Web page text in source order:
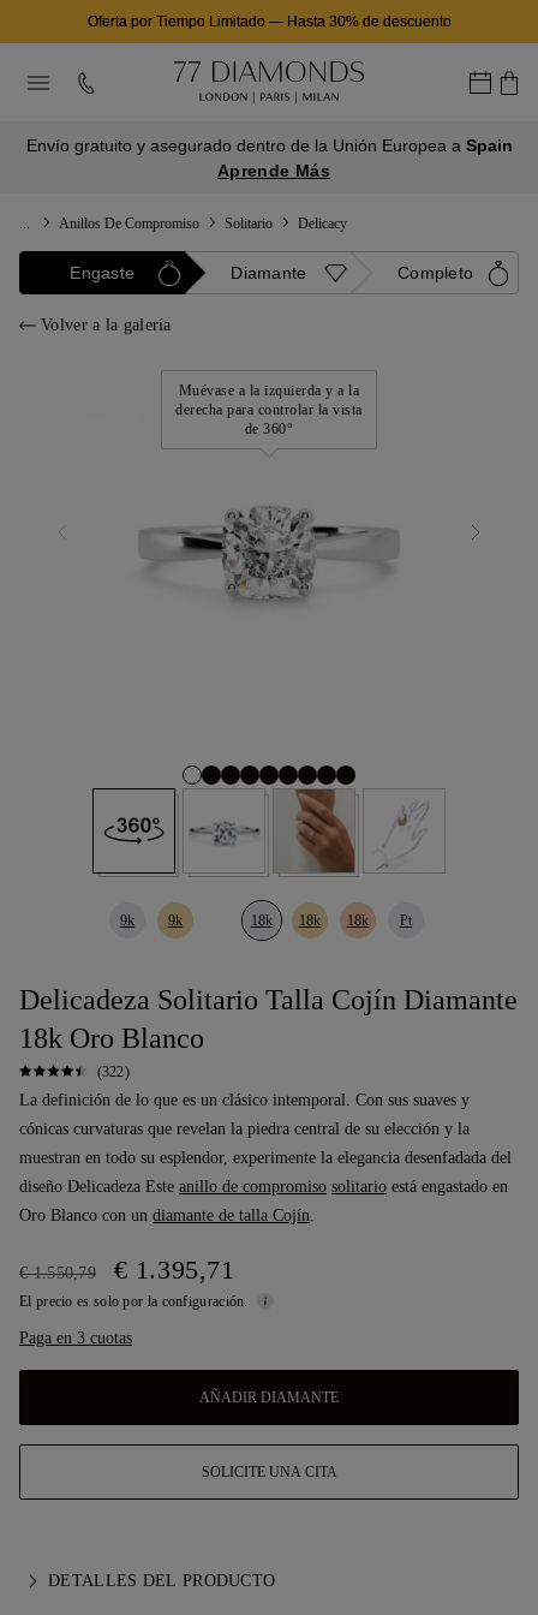
Oferta por Tiempo Limitado— Hasta 30% de descuento
Envío gratuito y asegurado dentro de la Unión Europea a Spain
Aprende Más
Anillos De Compromiso Solitario Delicacy
Engaste Diamante Completo
Volver a la galería
Muévase a la izquierda y a la
derecha para controlar la vista
de 360°
9k 9k 18k 18k 18k Pt
Delicadeza Solitario Talla Cojín Diamante
18k Oro Blanco
(322)
La definición de lo que es un clásico intemporal. Con sus suaves y
cónicas curvaturas que revelan la piedra central de su elección y la
muestran en todo su esplendor, experimente la elegancia desenfadada del
diseño Delicadeza Este anillo de compromiso solitario está engastado en
Oro Blanco con un diamante de talla Cojín.
€ 1.550,79 € 1.395,71
El precio es solo por la configuración.
Paga en 3 cuotas
AÑADIR DIAMANTE
SOLICITE UNA CITA
DETALLES DEL PRODUCTO